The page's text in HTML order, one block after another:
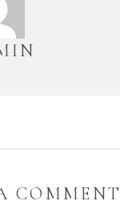
COMMENT